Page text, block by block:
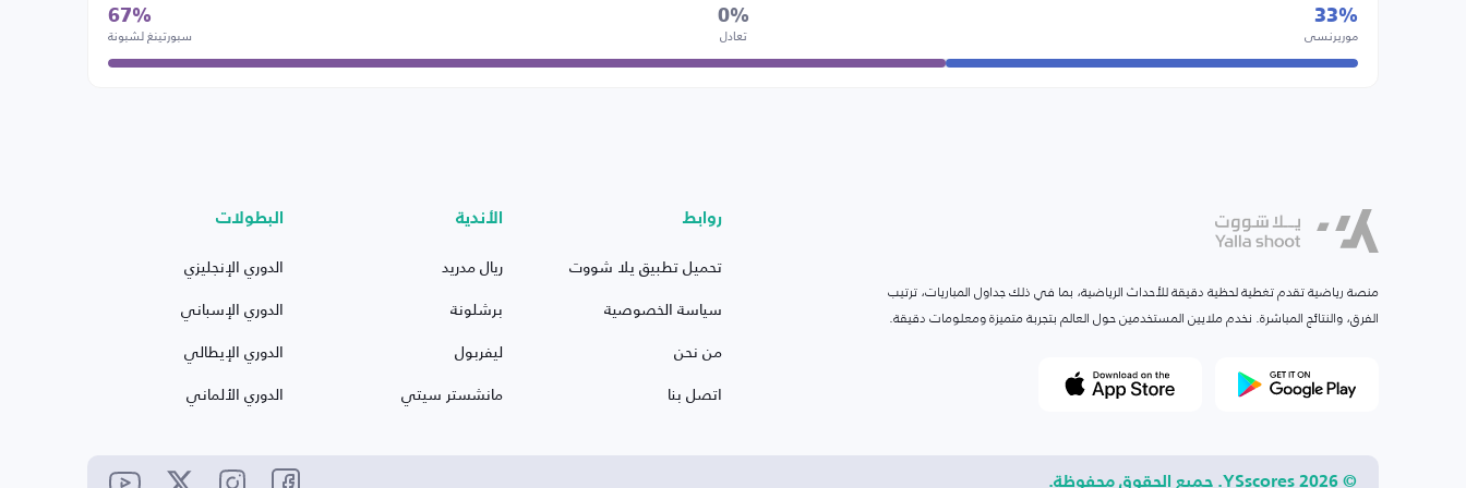
33%
موريرنسي
0%
تعادل
67%
سبورتينغ لشبونة
منصة رياضية تقدم تغطية لحظية دقيقة للأحداث الرياضية، بما في ذلك جداول المباريات، ترتيب
الفرق، والنتائج المباشرة. نخدم ملايين المستخدمين حول العالم بتجربة متميزة ومعلومات دقيقة.
روابط
تحميل تطبيق يلا شووت
سياسة الخصوصية
من نحن
اتصل بنا
الأندية
ريال مدريد
برشلونة
ليفربول
مانشستر سيتي
البطولات
الدوري الإنجليزي
الدوري الإسباني
الدوري الإيطالي
الدوري الألماني
© 2026 YSscores. جميع الحقوق محفوظة.